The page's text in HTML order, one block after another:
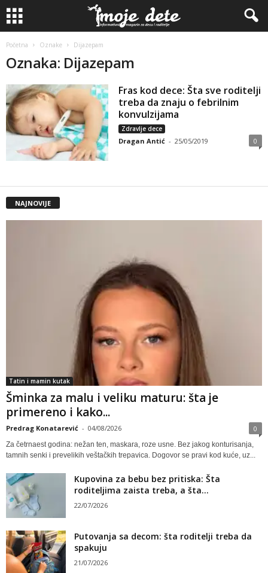
Početna Oznake Dijazepam
Oznaka: Dijazepam
Fras kod dece: Šta sve roditelji
treba da znaju o febrilnim
konvulzijama
Zdravlje dece
Dragan Antić - 25/05/2019 0
NAJNOVIJE
Tatin i mamin kutak
Šminka za malu i veliku maturu: šta je
primereno i kako...
Predrag Konatarević - 04/08/2026 0
Za četrnaest godina: nežan ten, maskara, roze usne. Bez jakog konturisanja,
tamnih senki i prevelikih veštačkih trepavica. Dogovor se pravi kod kuće, uz...
Kupovina za bebu bez pritiska: Šta
roditeljima zaista treba, a šta...
22/07/2026
Putovanja sa decom: šta roditelji treba da
spakuju
21/07/2026